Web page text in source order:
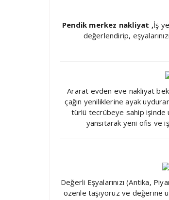
Pendik merkez nakliyat ,İş
değerlendirip,
Ararat evden eve nakliyat
çağın yeniliklerine ayak
türlü tecrübeye sahip işinde
yansıtarak yeni ofis ve
Değerli Eşyalarınızı (Antika,
özenle taşıyoruz ve değerine